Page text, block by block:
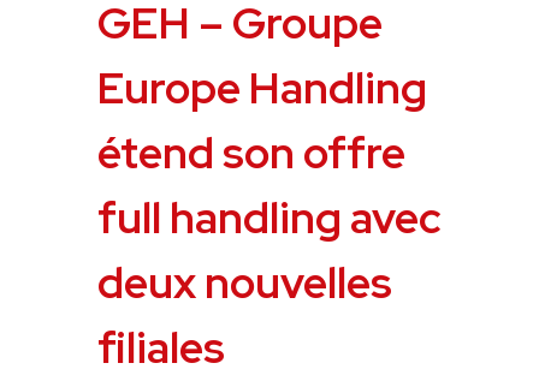
GEH – Groupe
Europe Handling
étend son offre
full handling avec
deux nouvelles
filiales